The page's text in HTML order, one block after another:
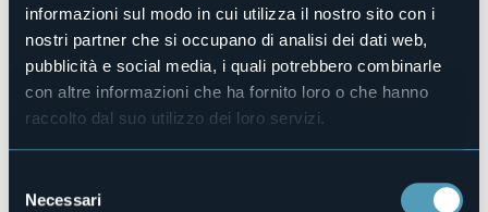
informazioni sul modo in cui utilizza il nostro sito con i
nostri partner che si occupano di analisi dei dati web,
pubblicità e social media, i quali potrebbero combinarle
con altre informazioni che ha fornito loro o che hanno
raccolto dal suo utilizzo dei loro servizi.
delNecessari
Animali ammessi
Camere
9
Posti letto